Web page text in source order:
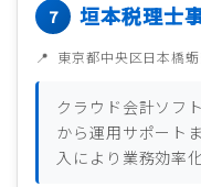
垣本税理士
東京都中央区日本橋
クラウド会計ソフ
から運用サポート
入により業務効率